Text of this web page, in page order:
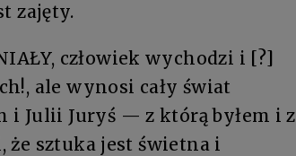
zajęty.
człowiek wychodzi i [?]
ale wynosi cały świat
i Julii Juryś — z którą byłem i z
że sztuka jest świetna i